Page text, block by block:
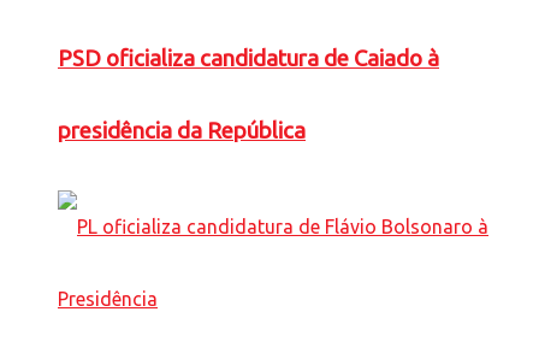
PSD oficializa candidatura de Caiado à
presidência da República